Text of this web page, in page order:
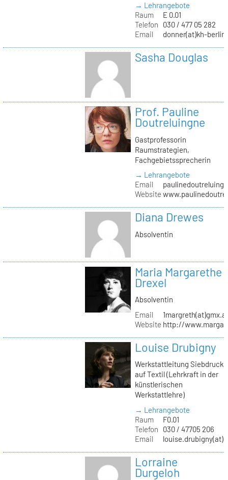
→ Lehrangebote
Raum
E 0.01
Telefon
030 / 477 05 282
Email
donner(at)kh-
Sasha Douglas
Prof. Pauline
Doutreluingne
Gastprofessorin
Raumstrategien,
Fachgebietssprecherin
→ Lehrangebote
Email
Website
Diana Drewes
Absolventin
Maria Margarethe
Drexel
Absolventin
Email
Website http://
Louise Drubigny
Werkstattleitung Siebdruck
auf Textil (Lehrkraft in der
künstlerischen
Werkstattlehre)
→ Lehrangebote
Raum
F0.01
Telefon
030 / 47705 206
Email
Lorraine
Durgeloh